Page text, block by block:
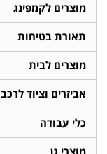
מוצרים לקמפינג
תאורת בטיחות
מוצרים לבית
אביזרים וציוד לרכב
כלי עבודה